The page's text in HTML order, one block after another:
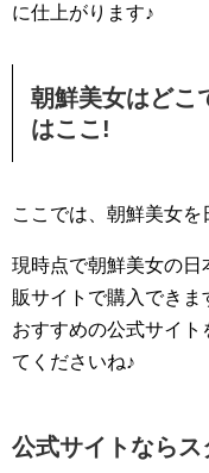
に仕上がります♪
朝鮮美女はどこ
はここ!
ここでは、朝鮮美女
現時点で朝鮮美女の日
販サイトで購入できま
おすすめの公式サイ
てくださいね♪
公式サイトなら